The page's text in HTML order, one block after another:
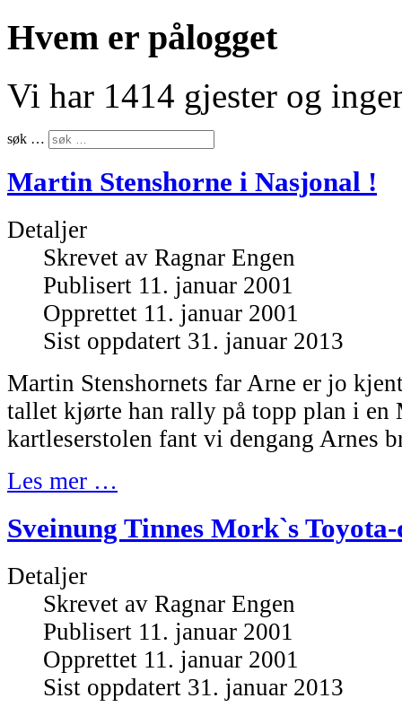
Hvem er pålogget
Vi har 1414 gjester og
søk …
Martin Stenshorne i Nasjonal !
Detaljer
Skrevet av Ragnar Engen
Publisert 11. januar 2001
Opprettet 11. januar 2001
Sist oppdatert 31. januar 2013
Martin Stenshornets far Arne er jo
tallet kjørte han rally på topp plan i en
kartleserstolen fant vi dengang Arnes
Les mer …
Sveinung Tinnes Mork`s
Detaljer
Skrevet av Ragnar Engen
Publisert 11. januar 2001
Opprettet 11. januar 2001
Sist oppdatert 31. januar 2013